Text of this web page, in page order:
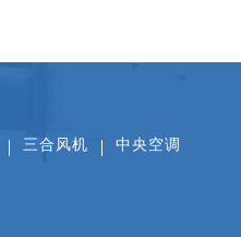
三合风机
中央空调